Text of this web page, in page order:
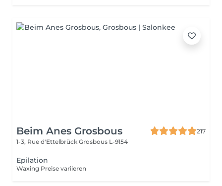
Beim Anes Grosbous
217
1-3, Rue d'Ettelbrück Grosbous L-9154
Epilation
Waxing Preise variieren